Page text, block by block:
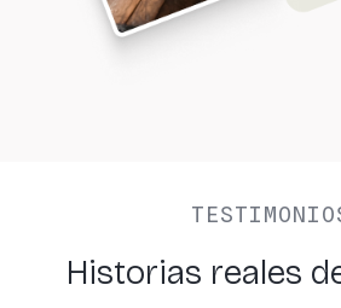
Historias reales